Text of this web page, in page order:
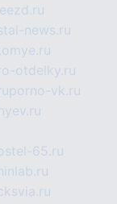
news.ru
otdelky.ru
porno-vk.ru
65.ru